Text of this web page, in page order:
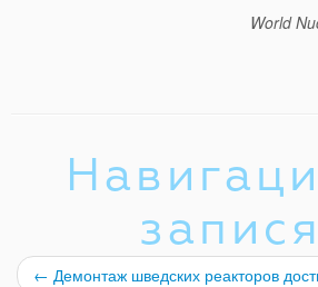
World
← Демонтаж шведских реакторов